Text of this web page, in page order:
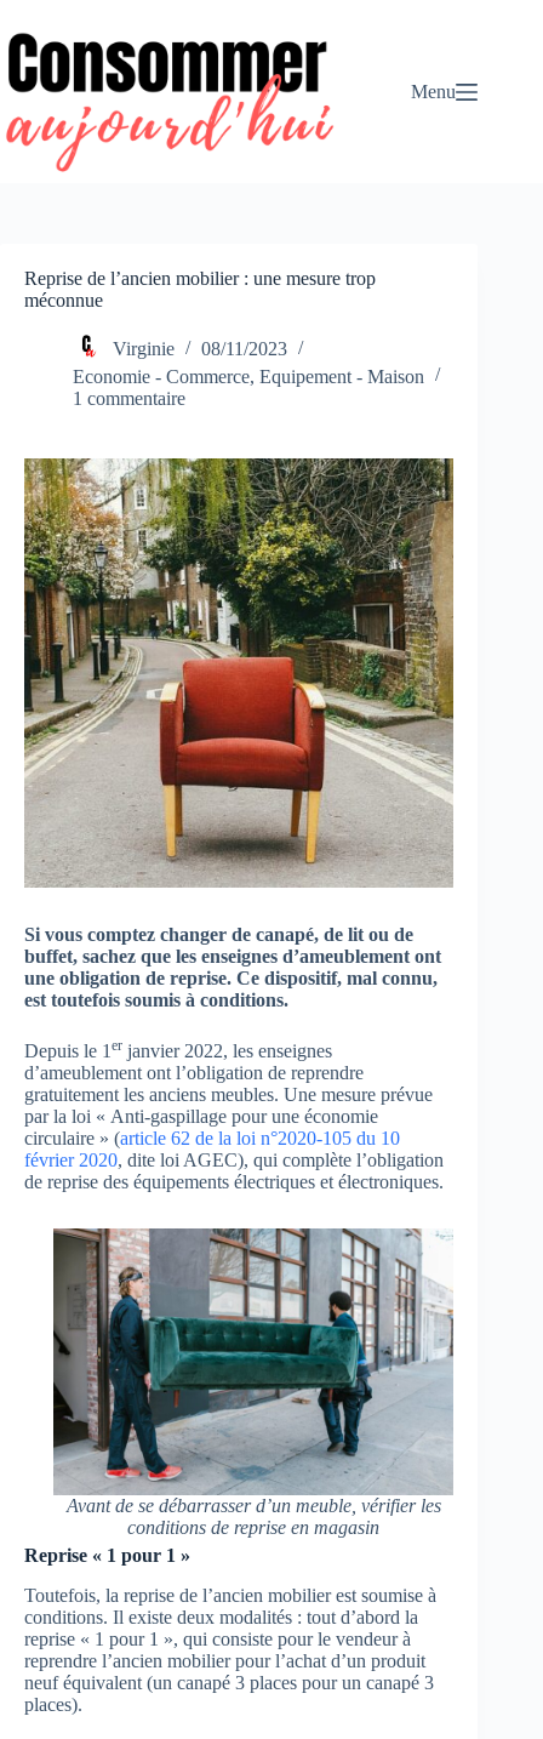
au
contenu
Menu
Reprise de l’ancien mobilier : une mesure trop
méconnue
Virginie
08/11/2023
Economie - Commerce, Equipement - Maison
1 commentaire
Si vous comptez changer de canapé, de lit ou de
buffet, sachez que les enseignes d’ameublement ont
une obligation de reprise. Ce dispositif, mal connu,
est toutefois soumis à conditions.
Depuis le 1 er janvier 2022, les enseignes
d’ameublement ont l’obligation de reprendre
gratuitement les anciens meubles. Une mesure prévue
par la loi « Anti-gaspillage pour une économie
circulaire » (article 62 de la loi n°2020-105 du 10
février 2020, dite loi AGEC), qui complète l’obligation
de reprise des équipements électriques et électroniques.
Avant de se débarrasser d’un meuble, vérifier les
conditions de reprise en magasin
Reprise « 1 pour 1 »
Toutefois, la reprise de l’ancien mobilier est soumise à
conditions. Il existe deux modalités : tout d’abord la
reprise « 1 pour 1 », qui consiste pour le vendeur à
reprendre l’ancien mobilier pour l’achat d’un produit
neuf équivalent (un canapé 3 places pour un canapé 3
places).